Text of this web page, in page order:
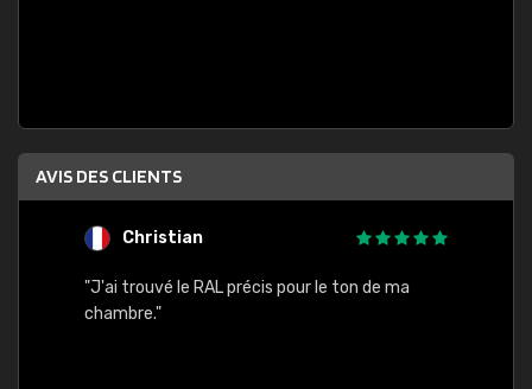
AVIS DES CLIENTS
Christian
"J'ai trouvé le RAL précis pour le ton de ma
chambre."